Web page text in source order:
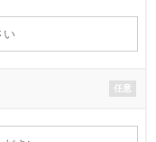
任意